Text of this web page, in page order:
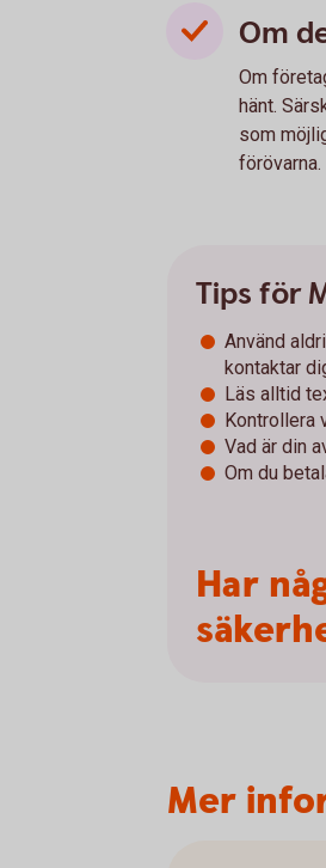
Om
Om
hänt.
som
förövarna.
Tips för
Använd
kontaktar
Läs alltid
Kontrollera
Vad är din
Om du
Har
Mer